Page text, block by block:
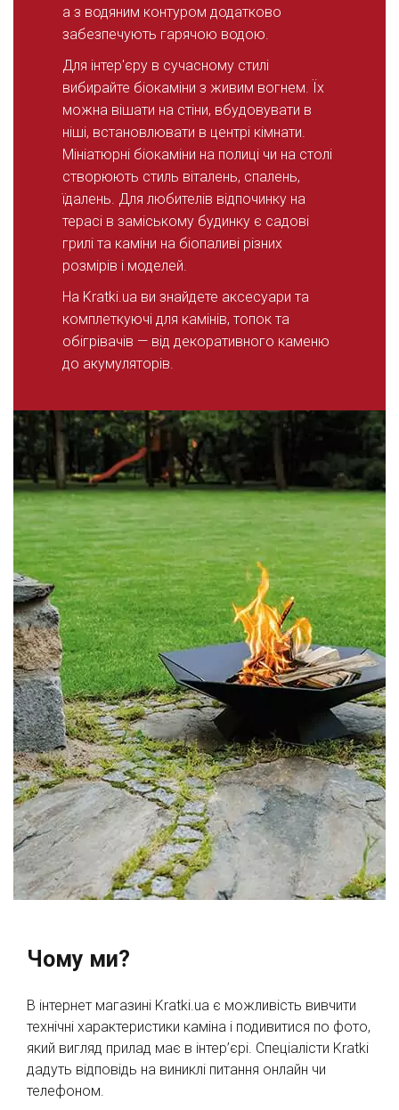
а з водяним контуром додатково
забезпечують гарячою водою.
Для інтер'єру в сучасному стилі
вибирайте біокаміни з живим вогнем. Їх
можна вішати на стіни, вбудовувати в
ніші, встановлювати в центрі кімнати.
Мініатюрні біокаміни на полиці чи на столі
створюють стиль віталень, спалень,
їдалень. Для любителів відпочинку на
терасі в заміському будинку є садові
грилі та каміни на біопаливі різних
розмірів і моделей.
На Kratki.ua ви знайдете аксесуари та
комплеткуючі для камінів, топок та
обігрівачів — від декоративного каменю
до акумуляторів.
Чому ми?
В інтернет магазині Kratki.ua є можливість вивчити
технічні характеристики каміна і подивитися по фото,
який вигляд прилад має в інтер’єрі. Спеціалісти Kratkі
дадуть відповідь на виниклі питання онлайн чи
телефоном.